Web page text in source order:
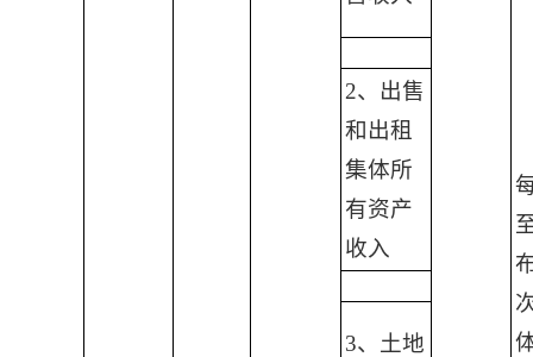
2、出售
和出租
集体所
有资产
收入
3、土地